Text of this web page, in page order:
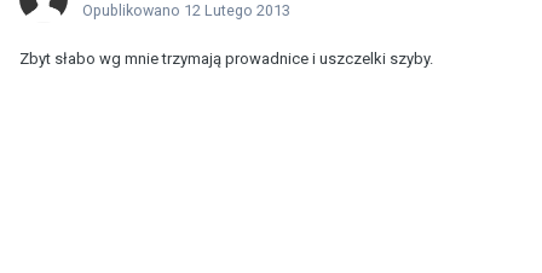
Opublikowano 12 Lutego 2013
Zbyt słabo wg mnie trzymają prowadnice i uszczelki szyby.